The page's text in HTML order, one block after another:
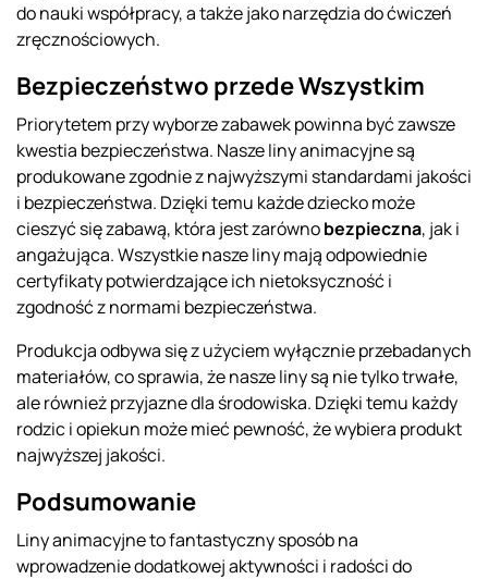
do nauki współpracy, a także jako narzędzia do ćwiczeń
zręcznościowych.
Bezpieczeństwo przede Wszystkim
Priorytetem przy wyborze zabawek powinna być zawsze
kwestia bezpieczeństwa. Nasze liny animacyjne są
produkowane zgodnie z najwyższymi standardami jakości
i bezpieczeństwa. Dzięki temu każde dziecko może
cieszyć się zabawą, która jest zarównobezpieczna, jak i
angażująca. Wszystkie nasze liny mają odpowiednie
certyfikaty potwierdzające ich nietoksyczność i
zgodność z normami bezpieczeństwa.
Produkcja odbywa się z użyciem wyłącznie przebadanych
materiałów, co sprawia, że nasze liny są nie tylko trwałe,
ale również przyjazne dla środowiska. Dzięki temu każdy
rodzic i opiekun może mieć pewność, że wybiera produkt
najwyższej jakości.
Podsumowanie
Liny animacyjne to fantastyczny sposób na
wprowadzenie dodatkowej aktywności i radości do